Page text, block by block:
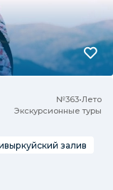
№363•Лето
Экскурсионные туры
залив